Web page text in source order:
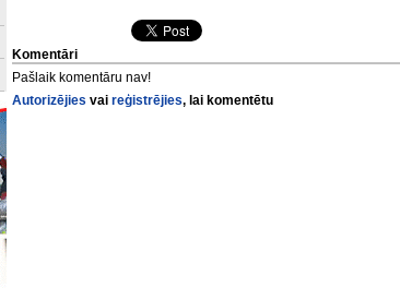
Komentāri
Pašlaik komentāru nav!
Autorizējies vai reģistrējies, lai komentētu